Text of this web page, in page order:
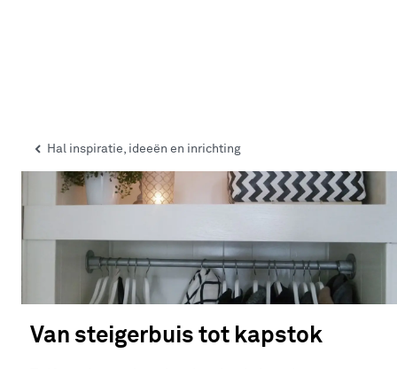
Hal inspiratie, ideeën en inrichting
Van steigerbuis tot kapstok